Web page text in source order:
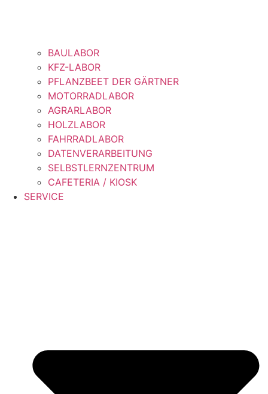
BAULABOR
KFZ-LABOR
PFLANZBEET DER GÄRTNER
MOTORRADLABOR
AGRARLABOR
HOLZLABOR
FAHRRADLABOR
DATENVERARBEITUNG
SELBSTLERNZENTRUM
CAFETERIA / KIOSK
SERVICE